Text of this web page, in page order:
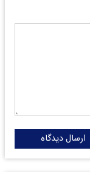
ارسال دیدگاه